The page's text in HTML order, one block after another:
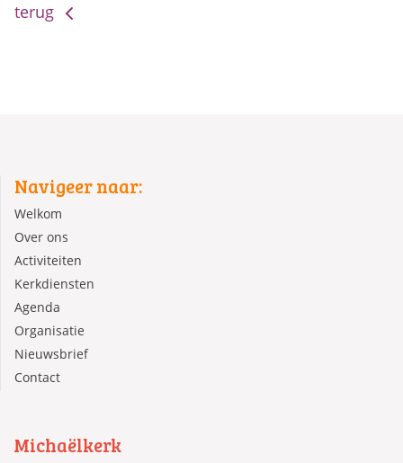
terug
Navigeer naar:
Welkom
Over ons
Activiteiten
Kerkdiensten
Agenda
Organisatie
Nieuwsbrief
Contact
Michaëlkerk